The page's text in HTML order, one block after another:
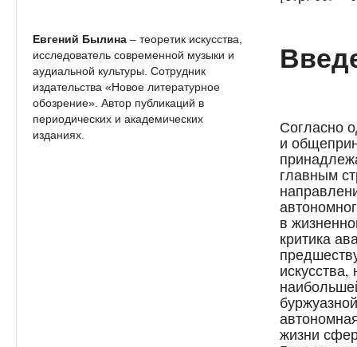
Евгений Былина – теоретик искусства,
исследователь современной музыки и
аудиальной культуры. Сотрудник
издательства «Новое литературное
обозрение». Автор публикаций в
периодических и академических
изданиях.
Согласно
и
главным
в
критика
искусства,
жизни